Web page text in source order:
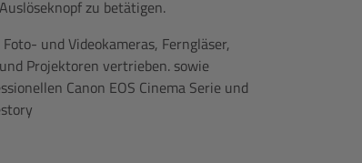
zu betätigen.
und Videokameras, Ferngläser,
Projektoren vertrieben. sowie
Canon EOS Cinema Serie und